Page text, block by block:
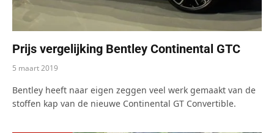
Prijs vergelijking Bentley Continental GTC
5 maart 2019
Bentley heeft naar eigen zeggen veel werk gemaakt van de
stoffen kap van de nieuwe Continental GT Convertible.